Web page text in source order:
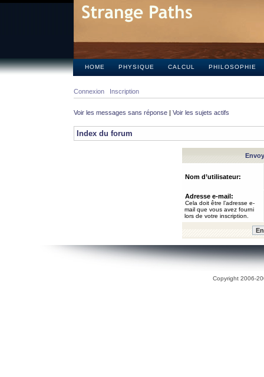
HOME PHYSIQUE CALCUL PHILOSOPHIE
Connexion Inscription
Voir les messages sans réponse | Voir les sujets actifs
Index du forum
Nom d’utilisateur:
Adresse e-mail:
Cela doit être l’adresse e-
mail que vous avez fourni
lors de votre inscription.
Copyright 2006-